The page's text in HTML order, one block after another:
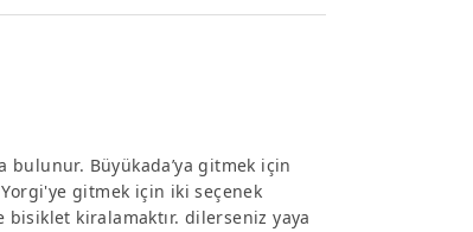
Büyükada’ya gitmek için
gitmek için iki seçenek
kiralamaktır. dilerseniz yaya